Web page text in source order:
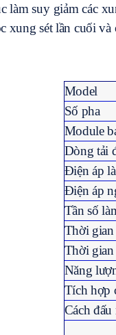
làm suy giảm các
xung sét lần cuối
Model
Số pha
Module
Dòng tải
Điện áp
Điện áp
Tần số
Thời gian
Thời
Năng
Tích hợp
Cách đấu